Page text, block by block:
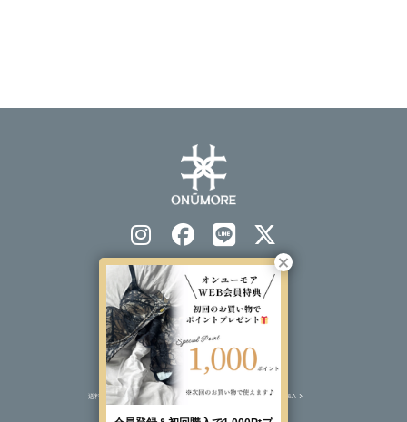
会社概要
プライバシーポリシー
特定商取引法表示
ソーシャルメディアポリシー
送料について 注文について 返品交換について Q&A